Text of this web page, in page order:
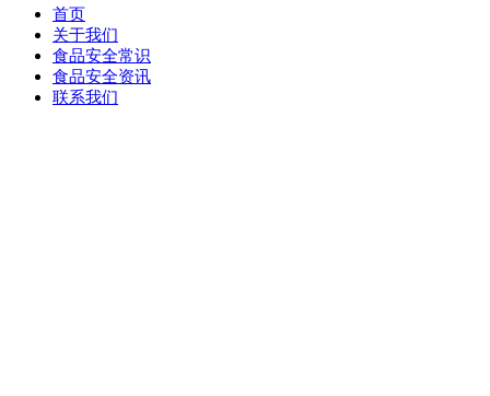
首页
关于我们
食品安全常识
食品安全资讯
联系我们